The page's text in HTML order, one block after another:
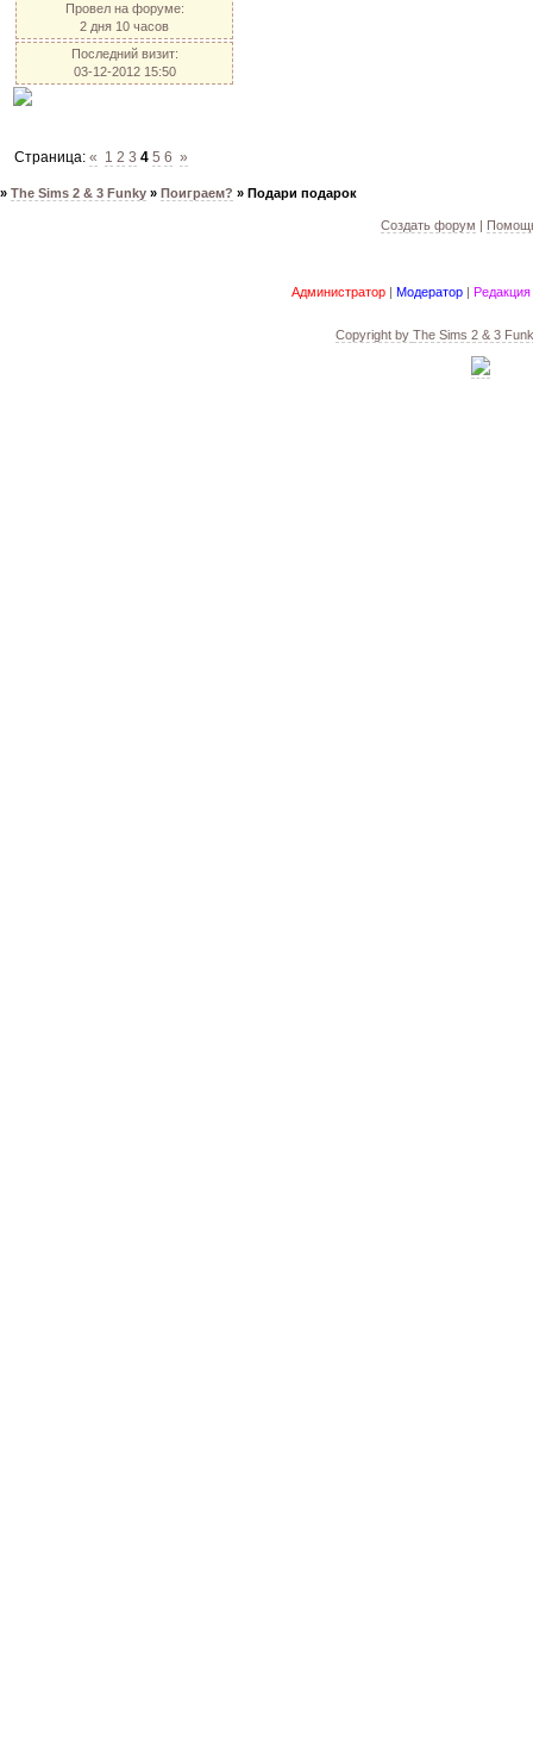
Провел на форуме:
2 дня 10 часов
Последний визит:
03-12-2012 15:50
Страница:« 1 2 3 4 5 6 »
» The Sims 2 & 3 Funky » Поиграем? » Подари подарок
Создать форум |
Администратор | Модератор | Редакция
Copyright by The Sims 2 & 3